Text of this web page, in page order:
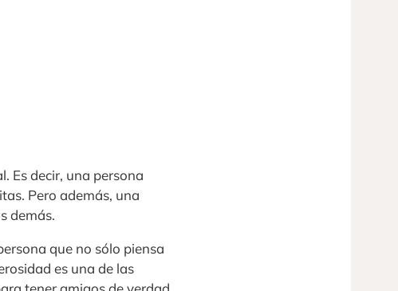
Es decir, una persona
Pero además, una
demás.
que no sólo piensa
es una de las